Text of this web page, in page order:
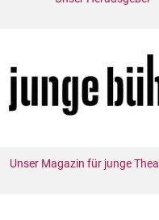
Unser Magazin für junge